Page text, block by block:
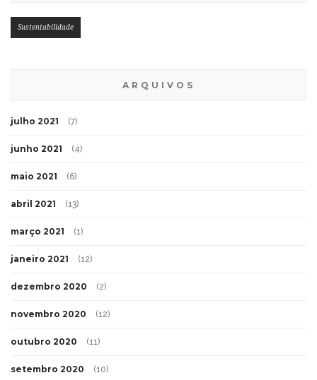
Sustentabilidade
ARQUIVOS
julho 2021 (7)
junho 2021 (4)
maio 2021 (6)
abril 2021 (13)
março 2021 (1)
janeiro 2021 (12)
dezembro 2020 (2)
novembro 2020 (12)
outubro 2020 (11)
setembro 2020 (10)